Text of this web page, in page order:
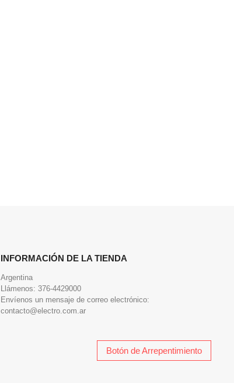
INFORMACIÓN DE LA TIENDA
Argentina
Llámenos: 376-4429000
Envíenos un mensaje de correo electrónico:
contacto@electro.com.ar
Botón de Arrepentimiento